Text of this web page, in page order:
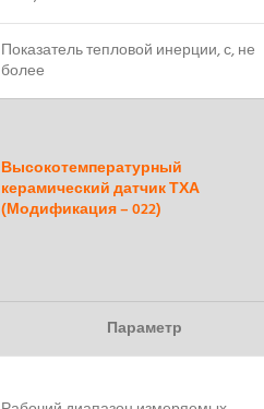
Показатель тепловой инерции, с, не
более
Высокотемпературный
керамический датчик ТХА
(Модификация – 022)
Параметр